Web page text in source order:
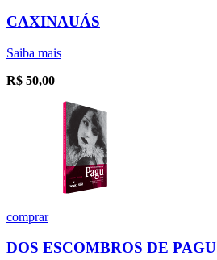
CAXINAUÁS
Saiba mais
R$ 50,00
comprar
DOS ESCOMBROS DE PAGU